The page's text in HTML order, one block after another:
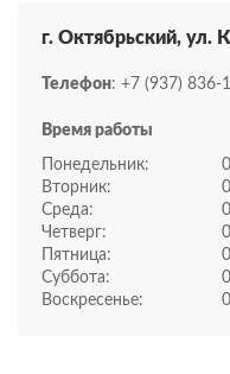
г. Октябрьский, ул.
Телефон: +7 (937) 836-
Время работы
Понедельник:
Вторник:
Среда:
Четверг:
Пятница:
Суббота:
Воскресенье: